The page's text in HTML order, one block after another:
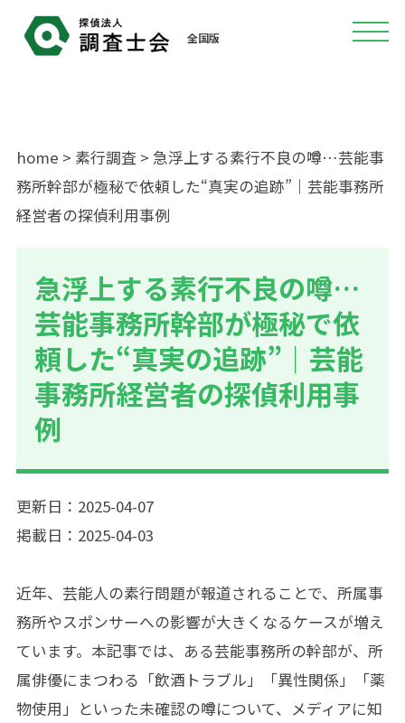
全国版
home > 素行調査 > 急浮上する素行不良の噂…芸能事
務所幹部が極秘で依頼した“真実の追跡”｜芸能事務所
経営者の探偵利用事例
急浮上する素行不良の噂…
芸能事務所幹部が極秘で依
頼した“真実の追跡”｜芸能
事務所経営者の探偵利用事
例
更新日：2025-04-07
掲載日：2025-04-03
近年、芸能人の素行問題が報道されることで、所属事
務所やスポンサーへの影響が大きくなるケースが増え
ています。本記事では、ある芸能事務所の幹部が、所
属俳優にまつわる「飲酒トラブル」「異性関係」「薬
物使用」といった未確認の噂について、メディアに知